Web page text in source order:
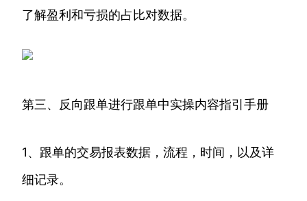
了解盈利和亏损的占比对数据。
第三、反向跟单进行跟单中实操内容指引手册
1、跟单的交易报表数据，流程，时间，以及详
细记录。